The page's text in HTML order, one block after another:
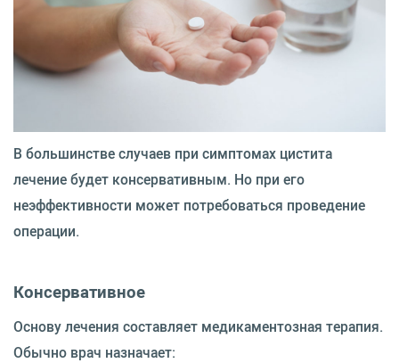
В большинстве случаев при симптомах цистита
лечение будет консервативным. Но при его
неэффективности может потребоваться проведение
операции.
Консервативное
Основу лечения составляет медикаментозная терапия.
Обычно врач назначает: